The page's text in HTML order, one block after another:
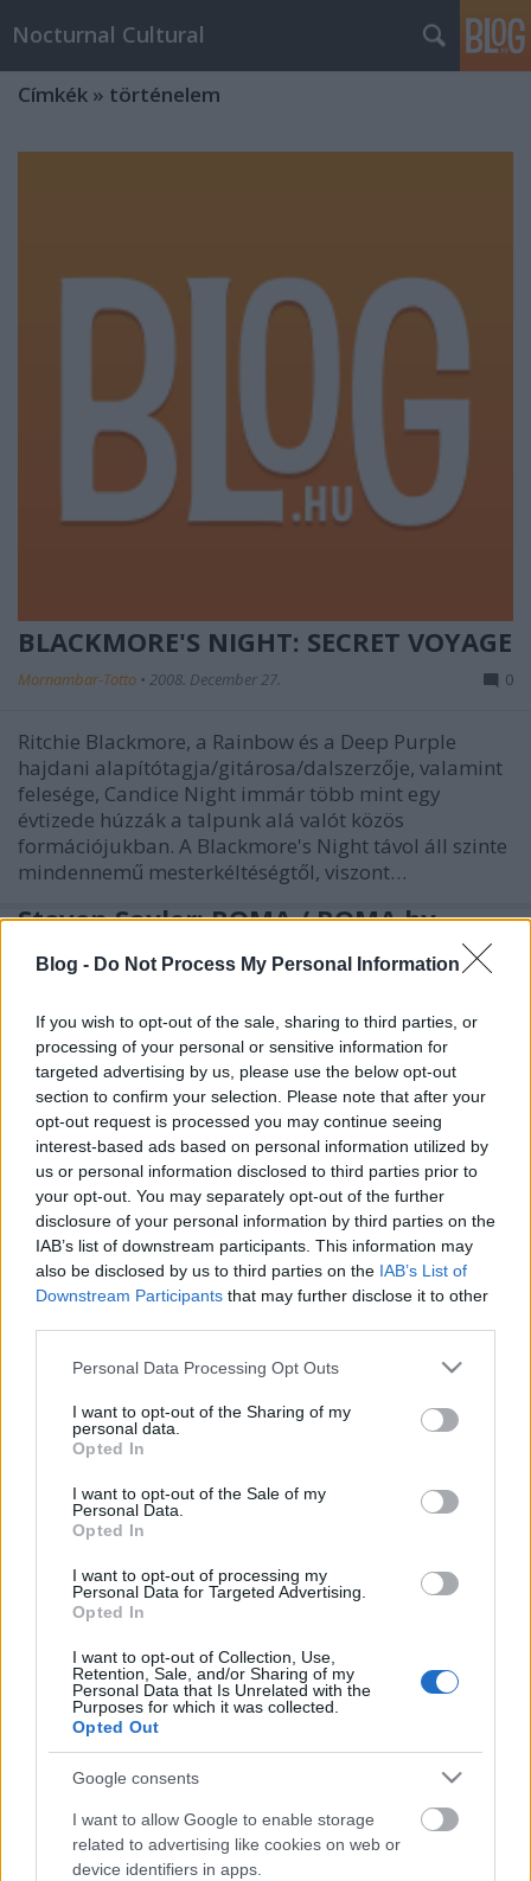
Blog - Do Not Process My Personal Information
If you wish to opt-out of the sale, sharing to third parties, or
processing of your personal or sensitive information for
targeted advertising by us, please use the below opt-out
section to confirm your selection. Please note that after your
opt-out request is processed you may continue seeing
interest-based ads based on personal information utilized by
us or personal information disclosed to third parties prior to
your opt-out. You may separately opt-out of the further
disclosure of your personal information by third parties on the
IAB’s list of downstream participants. This information may
also be disclosed by us to third parties on the IAB’s List of
Downstream Participants that may further disclose it to other
Please note that this website/app uses one or more Google
not limited to your visit or usage behaviour. You may click to
grant or deny consent to Google and its third-party tags to
use your data for below specified purposes in below Google
consent section.
Personal Data Processing Opt Outs
I want to opt-out of the Sharing of my
personal data.
Opted In
I want to opt-out of the Sale of my
Personal Data.
Opted In
I want to opt-out of processing my
Personal Data for Targeted Advertising.
Opted In
I want to opt-out of Collection, Use,
Retention, Sale, and/or Sharing of my
Personal Data that Is Unrelated with the
Purposes for which it was collected.
Opted Out
Google consents
I want to allow Google to enable storage
related to advertising like cookies on web or
device identifiers in apps.
Nocturnal Cultural
Címkék » történelem
BLACKMORE'S NIGHT: SECRET VOYAGE
Mornambar-Totto • 2008. December 27. 0
Ritchie Blackmore, a Rainbow és a Deep Purple
hajdani alapítótagja/gitárosa/dalszerzője, valamint
felesége, Candice Night immár több mint egy
évtizede húzzák a talpunk alá valót közös
formációjukban. A Blackmore's Night távol áll szinte
mindennemű mesterkéltéségtől, viszont…
Steven Saylor: RÓMA / ROMA by
Steven Saylor
Saylor könyveit három embercsoportnak lehet
ajánlani: egyrészt akik szeretik a Római Birodalmat,
kisujjból kirázzák azt, stb. Másrészt azoknak, akik ki
nem állhatják, és/vagy nem is ismerik - ők már az
első könyv után más véleményen lesznek.
Harmadrészt az igényes…
Iszmáil mauzóleuma / Ismail's
mausoleum
Mornambar-Totto•2008. December 20.
elfoglaltságok miatt nem sok időm jut művelődni a
saját szakmámon túl, így hát következzen egy
érdekesség azon innen! :) Szóval az itt látható csoda
egy X. századi arab remek, a Szamanid-dinasztia
mauzóleuma Bukharában (ma…